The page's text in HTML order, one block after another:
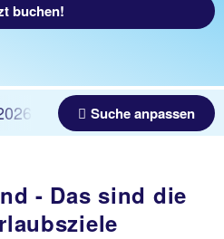
buchen!
- 04.06.2027 Beliebig
Suche anpassen
- Das sind die